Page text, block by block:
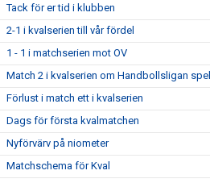
Tack för er tid i klubben
2-1 i kvalserien till vår fördel
1 - 1 i matchserien mot OV
Match 2 i kvalserien om Handbollsligan
Förlust i match ett i kvalserien
Dags för första kvalmatchen
Nyförvärv på niometer
Matchschema för Kval